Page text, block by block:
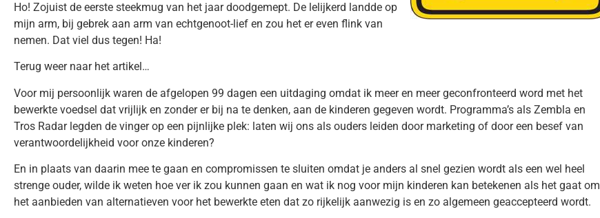
Ho! Zojuist de eerste steekmug van het jaar doodgemept. De lelijkerd landde op
mijn arm, bij gebrek aan arm van echtgenoot-lief en zou het er even flink van
nemen. Dat viel dus tegen! Ha!
Terug weer naar het artikel…
Voor mij persoonlijk waren de afgelopen 99 dagen een uitdaging omdat ik meer en meer geconfronteerd word met het
bewerkte voedsel dat vrijlijk en zonder er bij na te denken, aan de kinderen gegeven wordt. Programma’s als Zembla en
Tros Radar legden de vinger op een pijnlijke plek: laten wij ons als ouders leiden door marketing of door een besef van
verantwoordelijkheid voor onze kinderen?
En in plaats van daarin mee te gaan en compromissen te sluiten omdat je anders al snel gezien wordt als een wel heel
strenge ouder, wilde ik weten hoe ver ik zou kunnen gaan en wat ik nog voor mijn kinderen kan betekenen als het gaat om
het aanbieden van alternatieven voor het bewerkte eten dat zo rijkelijk aanwezig is en zo algemeen geaccepteerd wordt.